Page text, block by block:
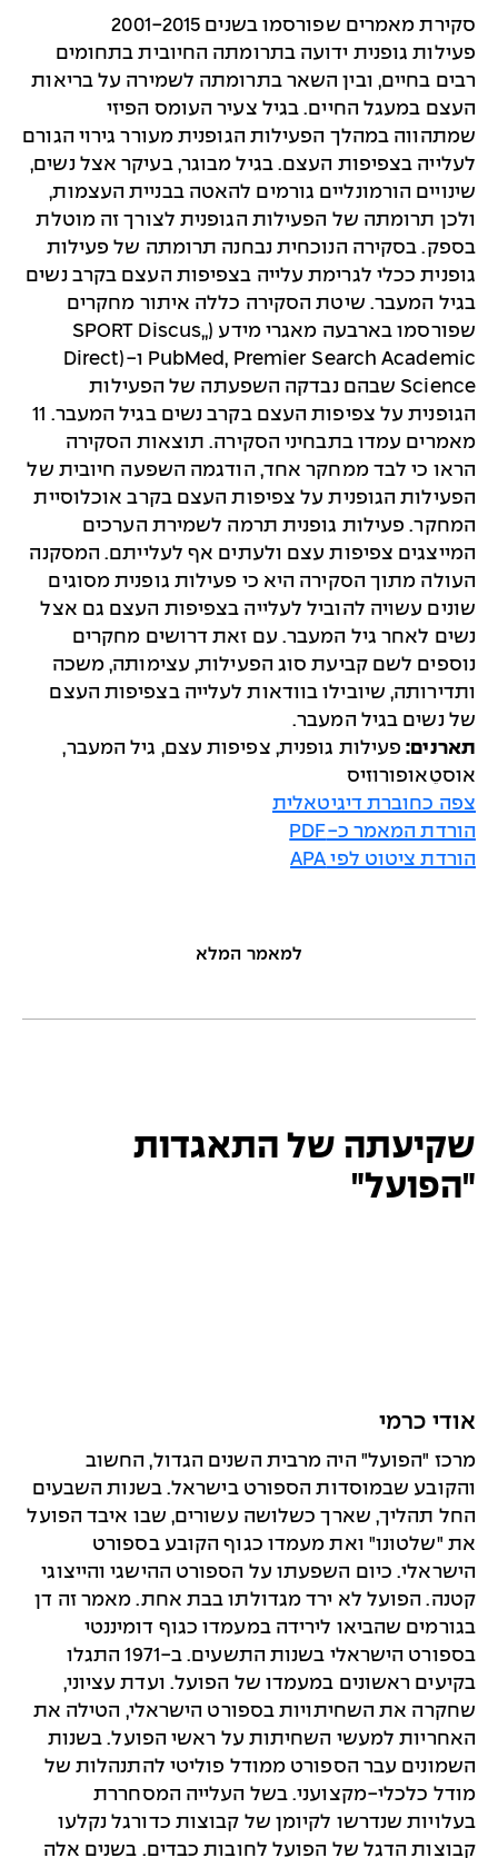
סקירת מאמרים שפורסמו בשנים 2001-2015
פעילות גופנית ידועה בתרומתה החיובית בתחומים
רבים בחיים, ובין השאר בתרומתה לשמירה על בריאות
העצם במעגל החיים. בגיל צעיר העומס הפיזי
שמתהווה במהלך הפעילות הגופנית מעורר גירוי הגורם
לעלייה בצפיפות העצם. בגיל מבוגר, בעיקר אצל נשים,
שינויים הורמונליים גורמים להאטה בבניית העצמות,
ולכן תרומתה של הפעילות הגופנית לצורך זה מוטלת
בספק. בסקירה הנוכחית נבחנה תרומתה של פעילות
גופנית ככלי לגרימת עלייה בצפיפות העצם בקרב נשים
בגיל המעבר. שיטת הסקירה כללה איתור מחקרים
שפורסמו בארבעה מאגרי מידע (,SPORT Discus,
PubMed, Premier Search Academic ו-(Direct
Science שבהם נבדקה השפעתה של הפעילות
הגופנית על צפיפות העצם בקרב נשים בגיל המעבר. 11
מאמרים עמדו בתבחיני הסקירה. תוצאות הסקירה
הראו כי לבד ממחקר אחד, הודגמה השפעה חיובית של
הפעילות הגופנית על צפיפות העצם בקרב אוכלוסיית
המחקר. פעילות גופנית תרמה לשמירת הערכים
המייצגים צפיפות עצם ולעתים אף לעלייתם. המסקנה
העולה מתוך הסקירה היא כי פעילות גופנית מסוגים
שונים עשויה להוביל לעלייה בצפיפות העצם גם אצל
נשים לאחר גיל המעבר. עם זאת דרושים מחקרים
נוספים לשם קביעת סוג הפעילות, עצימותה, משכה
ותדירותה, שיובילו בוודאות לעלייה בצפיפות העצם
של נשים בגיל המעבר.
תארנים:פעילות גופנית, צפיפות עצם, גיל המעבר,
אוסטֵאופורוזיס
צפה כחוברת דיגיטאלית
הורדת המאמר כ-PDF
הורדת ציטוט לפי APA
למאמר המלא
שקיעתה של התאגדות
"הפועל"
אודי כרמי
מרכז "הפועל" היה מרבית השנים הגדול, החשוב
והקובע שבמוסדות הספורט בישראל. בשנות השבעים
החל תהליך, שארך כשלושה עשורים, שבו איבד הפועל
את "שלטונו" ואת מעמדו כגוף הקובע בספורט
הישראלי. כיום השפעתו על הספורט ההישגי והייצוגי
קטנה. הפועל לא ירד מגדולתו בבת אחת. מאמר זה דן
בגורמים שהביאו לירידה במעמדו כגוף דומיננטי
בספורט הישראלי בשנות התשעים. ב-1971 התגלו
בקיעים ראשונים במעמדו של הפועל. ועדת עציוני,
שחקרה את השחיתויות בספורט הישראלי, הטילה את
האחריות למעשי השחיתות על ראשי הפועל. בשנות
השמונים עבר הספורט ממודל פוליטי להתנהלות של
מודל כלכלי-מקצועני. בשל העלייה המסחררת
בעלויות שנדרשו לקיומן של קבוצות כדורגל נקלעו
קבוצות הדגל של הפועל לחובות כבדים. בשנים אלה